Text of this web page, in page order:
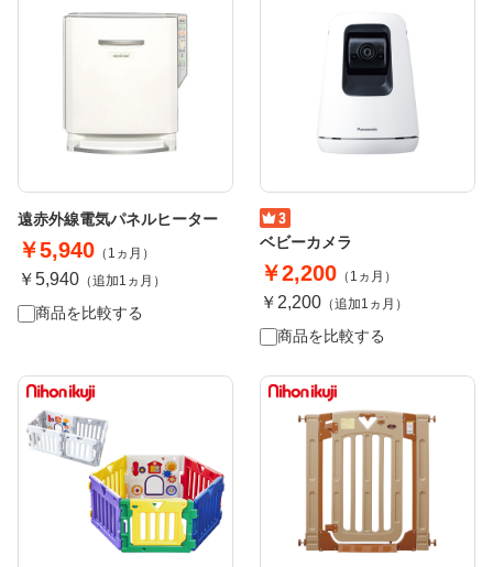
遠赤外線電気パネルヒーター
￥5,940 （1ヵ月）
￥5,940 （追加1ヵ月）
商品を比較する
ベビーカメラ
￥2,200 （1ヵ月）
￥2,200 （追加1ヵ月）
商品を比較する